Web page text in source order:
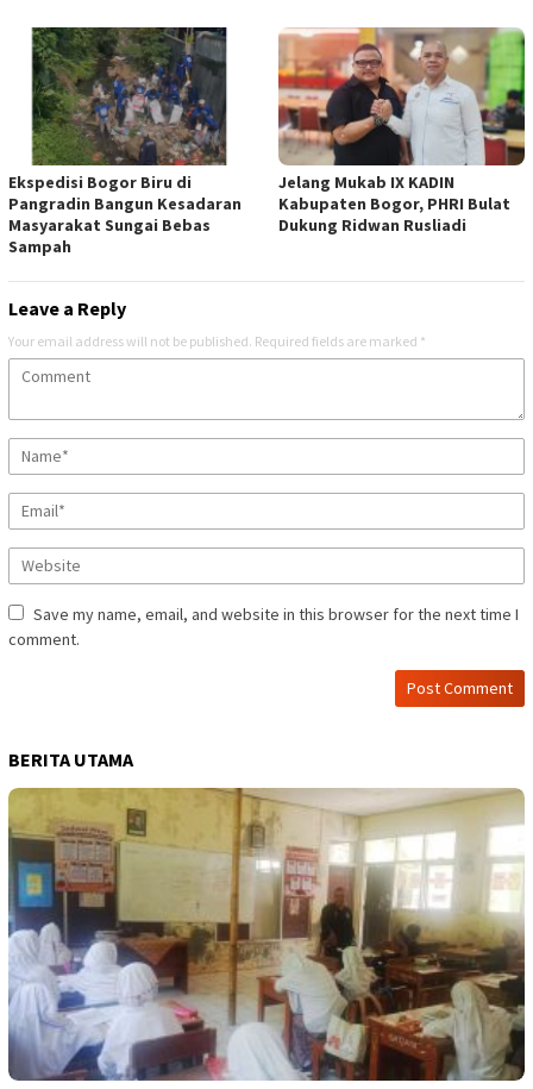
Ekspedisi Bogor Biru di
Pangradin Bangun Kesadaran
Masyarakat Sungai Bebas
Sampah
Jelang Mukab IX KADIN
Kabupaten Bogor, PHRI Bulat
Dukung Ridwan Rusliadi
Leave a Reply
Your email address will not be published. Required fields are marked *
Save my name, email, and website in this browser for the next time I
comment.
BERITA UTAMA